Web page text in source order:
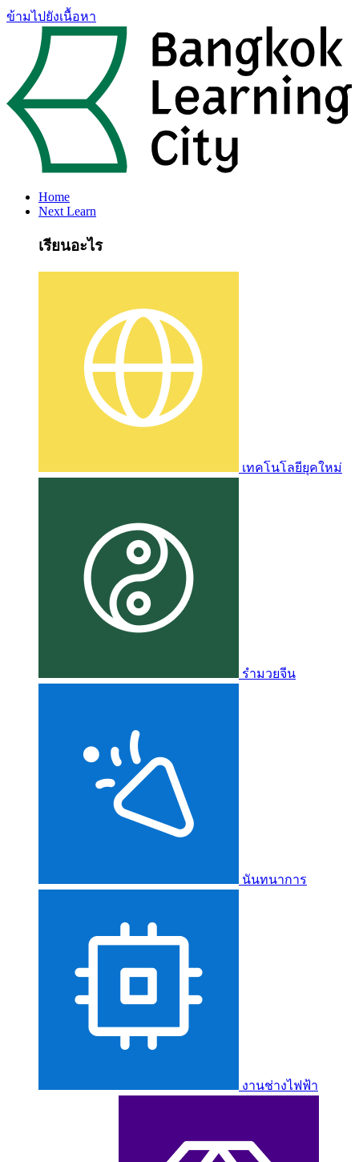
ข้ามไปยังเนื้อหา
Home
Next Learn
เรียนอะไร
เทคโนโลยียุคใหม่
รำมวยจีน
นันทนาการ
งานช่างไฟฟ้า